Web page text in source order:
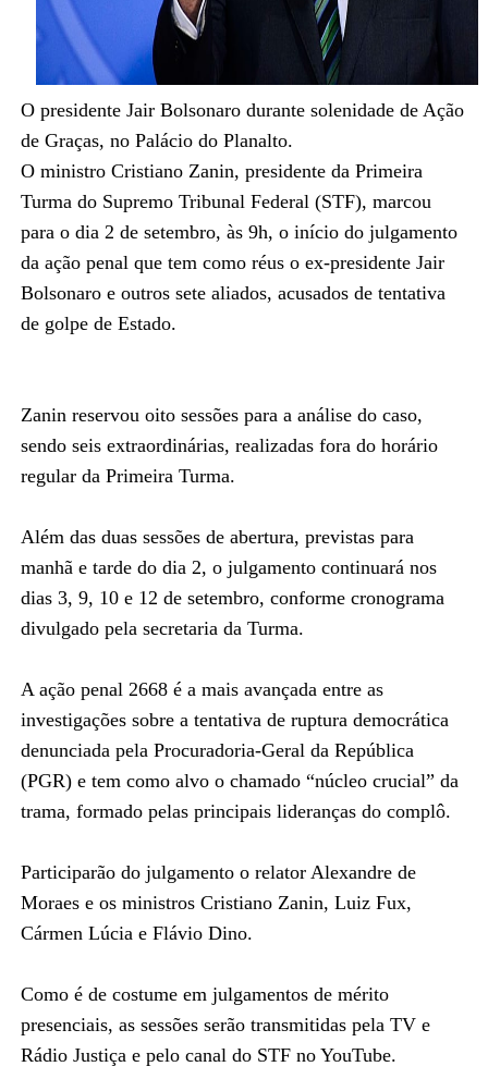
O presidente Jair Bolsonaro durante solenidade de Ação
de Graças, no Palácio do Planalto.
O ministro Cristiano Zanin, presidente da Primeira
Turma do Supremo Tribunal Federal (STF), marcou
para o dia 2 de setembro, às 9h, o início do julgamento
da ação penal que tem como réus o ex-presidente Jair
Bolsonaro e outros sete aliados, acusados de tentativa
de golpe de Estado.
Zanin reservou oito sessões para a análise do caso,
sendo seis extraordinárias, realizadas fora do horário
regular da Primeira Turma.
Além das duas sessões de abertura, previstas para
manhã e tarde do dia 2, o julgamento continuará nos
dias 3, 9, 10 e 12 de setembro, conforme cronograma
divulgado pela secretaria da Turma.
A ação penal 2668 é a mais avançada entre as
investigações sobre a tentativa de ruptura democrática
denunciada pela Procuradoria-Geral da República
(PGR) e tem como alvo o chamado “núcleo crucial” da
trama, formado pelas principais lideranças do complô.
Participarão do julgamento o relator Alexandre de
Moraes e os ministros Cristiano Zanin, Luiz Fux,
Cármen Lúcia e Flávio Dino.
Como é de costume em julgamentos de mérito
presenciais, as sessões serão transmitidas pela TV e
Rádio Justiça e pelo canal do STF no YouTube.